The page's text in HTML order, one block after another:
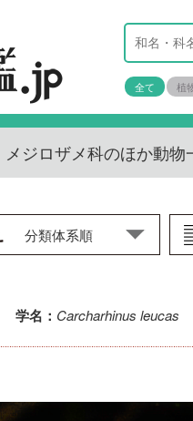
全て 植
メジロザメ科のほか動物
学名： Carcharhinus leucas